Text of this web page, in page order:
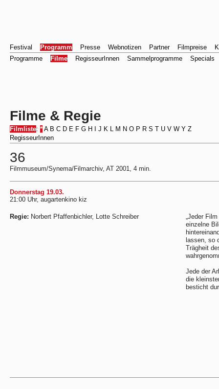
Festival Programm Presse Webnotizen Partner Filmpreise
Programme
Filme RegisseurInnen Sammelprogramme Specials
Filme & Regie
Filmliste: * A B C D E F G H J K L M N O P R S T U V W Y Z
RegisseurInnen
36
Filmmuseum/Synema/Filmarchiv, AT 2001, 4 min.
Donnerstag 19.03.
21:00 Uhr, augartenkino kiz
Regie: Norbert Pfaffenbichler, Lotte Schreiber
„Jeder
einzelne
lassen, so
Trägheit
Jede der
die
besticht